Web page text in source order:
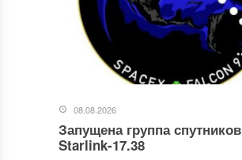
08.08.2026
Запущена группа спутников
Starlink-17.38